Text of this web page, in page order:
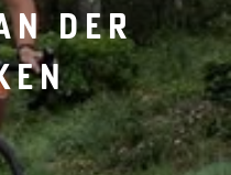
DER